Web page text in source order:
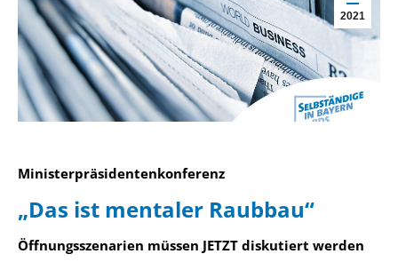
2021
Ministerpräsidentenkonferenz
„Das ist mentaler Raubbau“
Öffnungsszenarien müssen JETZT diskutiert werden